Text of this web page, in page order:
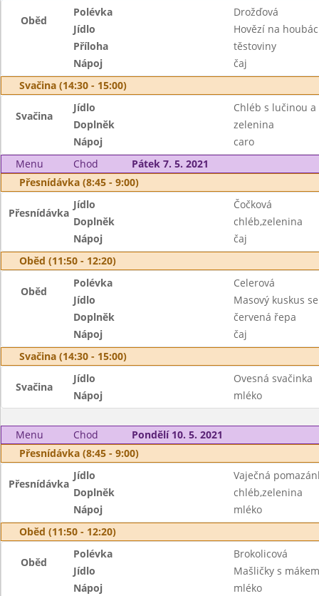
Oběd
Polévka
Drožďová
Jídlo
Hovězí na
Příloha
těstoviny
Nápoj
čaj
Svačina (14:30 - 15:00)
Svačina
Jídlo
Chléb s lučinou
Doplněk
zelenina
Nápoj
caro
Menu
Chod
Pátek 7. 5. 2021
Přesnídávka (8:45 - 9:00)
Přesnídávka
Jídlo
Čočková
Doplněk
chléb,zelenina
Nápoj
čaj
Oběd (11:50 - 12:20)
Oběd
Polévka
Celerová
Jídlo
Masový kuskus
Doplněk
červená řepa
Nápoj
čaj
Svačina (14:30 - 15:00)
Svačina
Jídlo
Ovesná svačinka
Nápoj
mléko
Menu Chod
Pondělí 10. 5. 2021
Přesnídávka (8:45 - 9:00)
Přesnídávka
Jídlo
Vaječná
Doplněk
chléb,zelenina
Nápoj
mléko
Oběd (11:50 - 12:20)
Oběd
Polévka
Brokolicová
Jídlo
Mašličky s mákem
Nápoj
mléko